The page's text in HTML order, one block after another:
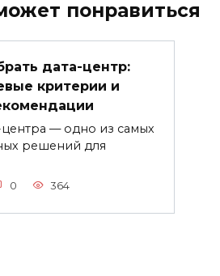
понравиться
дата-центр:
критерии и
— одно из самых
решений для
0 364